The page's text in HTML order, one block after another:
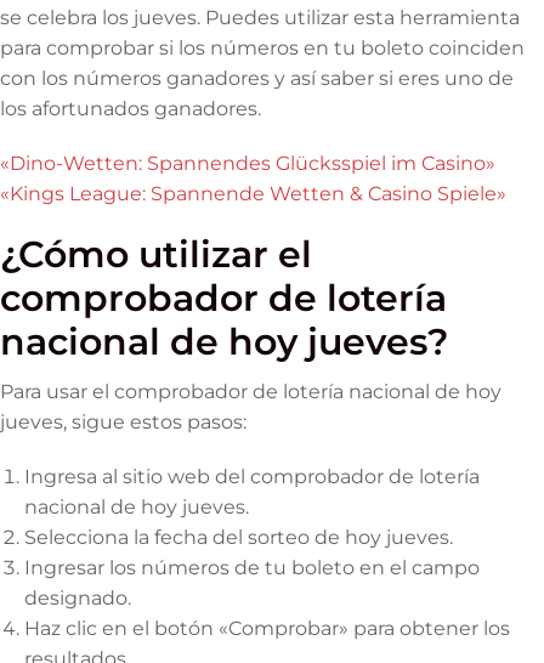
se celebra los jueves. Puedes utilizar esta herramienta
para comprobar si los números en tu boleto coinciden
con los números ganadores y así saber si eres uno de
los afortunados ganadores.
«Dino-Wetten: Spannendes Glücksspiel im Casino»
«Kings League: Spannende Wetten & Casino Spiele»
¿Cómo utilizar el
comprobador de lotería
nacional de hoy jueves?
Para usar el comprobador de lotería nacional de hoy
jueves, sigue estos pasos:
Ingresa al sitio web del comprobador de lotería
nacional de hoy jueves.
Selecciona la fecha del sorteo de hoy jueves.
Ingresar los números de tu boleto en el campo
designado.
Haz clic en el botón «Comprobar» para obtener los